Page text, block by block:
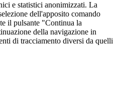
e statistici anonimizzati. La
dell'apposito comando
il pulsante "Continua la
della navigazione in
di tracciamento diversi da quelli